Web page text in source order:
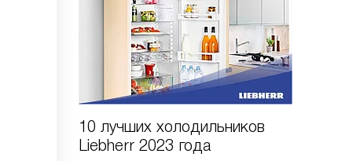
10 лучших холодильников
Liebherr 2023 года